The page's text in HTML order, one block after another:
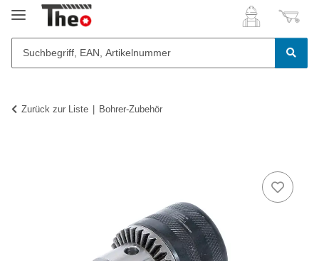
Zurück zur Liste Bohrer-Zubehör